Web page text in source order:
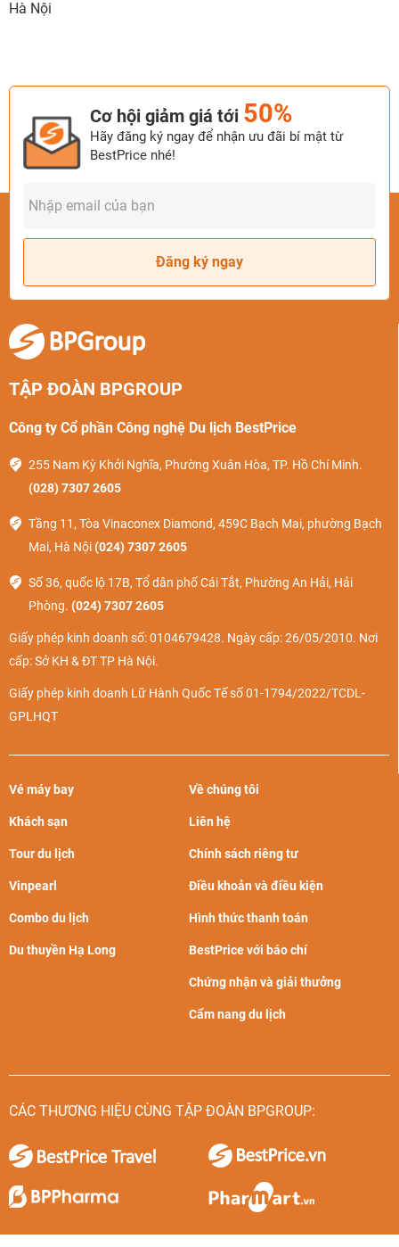
Hà Nội
Cơ hội giảm giá tới 50%
Hãy đăng ký ngay để nhận ưu đãi bí mật từ
BestPrice nhé!
Đăng ký ngay
TẬP ĐOÀN BPGROUP
Công ty Cổ phần Công nghệ Du lịch BestPrice
255 Nam Kỳ Khởi Nghĩa, Phường Xuân Hòa, TP. Hồ Chí Minh.
(028) 7307 2605
Tầng 11, Tòa Vinaconex Diamond, 459C Bạch Mai, phường Bạch
Mai, Hà Nội(024) 7307 2605
Số 36, quốc lộ 17B, Tổ dân phố Cái Tắt, Phường An Hải, Hải
Phòng. (024) 7307 2605
Giấy phép kinh doanh số: 0104679428. Ngày cấp: 26/05/2010. Nơi
cấp: Sở KH & ĐT TP Hà Nội.
Giấy phép kinh doanh Lữ Hành Quốc Tế số 01-1794/2022/TCDL-
GPLHQT
Vé máy bay
Khách sạn
Tour du lịch
Vinpearl
Combo du lịch
Du thuyền Hạ Long
Về chúng tôi
Liên hệ
Chính sách riêng tư
Điều khoản và điều kiện
Hình thức thanh toán
BestPrice với báo chí
Chứng nhận và giải thưởng
Cẩm nang du lịch
CÁC THƯƠNG HIỆU CÙNG TẬP ĐOÀN BPGROUP: